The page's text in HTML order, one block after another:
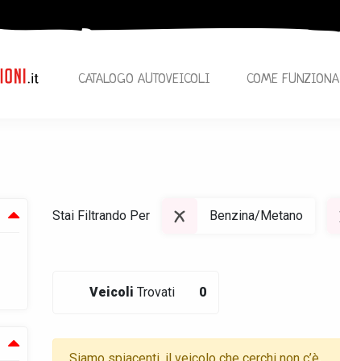
CATALOGO AUTOVEICOLI COME FUNZIONA
Stai Filtrando Per Benzina/Metano
Veicoli Trovati 0